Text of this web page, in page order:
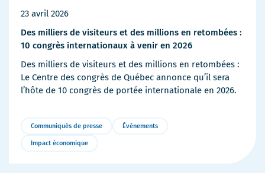
23 avril 2026
Des milliers de visiteurs et des millions en retombées :
10 congrès internationaux à venir en 2026
Des milliers de visiteurs et des millions en retombées :
Le Centre des congrès de Québec annonce qu’il sera
l’hôte de 10 congrès de portée internationale en 2026.
Communiqués de presse Événements
Impact économique
Plus